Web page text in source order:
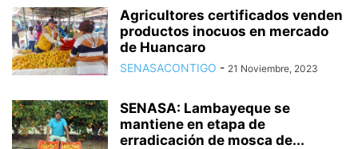
Agricultores certificados venden
productos inocuos en mercado
de Huancaro
SENASACONTIGO - 21 Noviembre, 2023
SENASA: Lambayeque se
mantiene en etapa de
erradicación de mosca de...